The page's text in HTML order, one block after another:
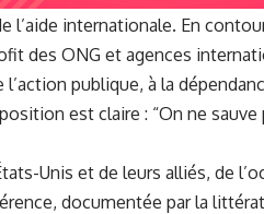
l’aide internationale. En
des ONG et agences
publique, à la
est claire : “On ne sauve
Unis et de leurs alliés, de
documentée par la